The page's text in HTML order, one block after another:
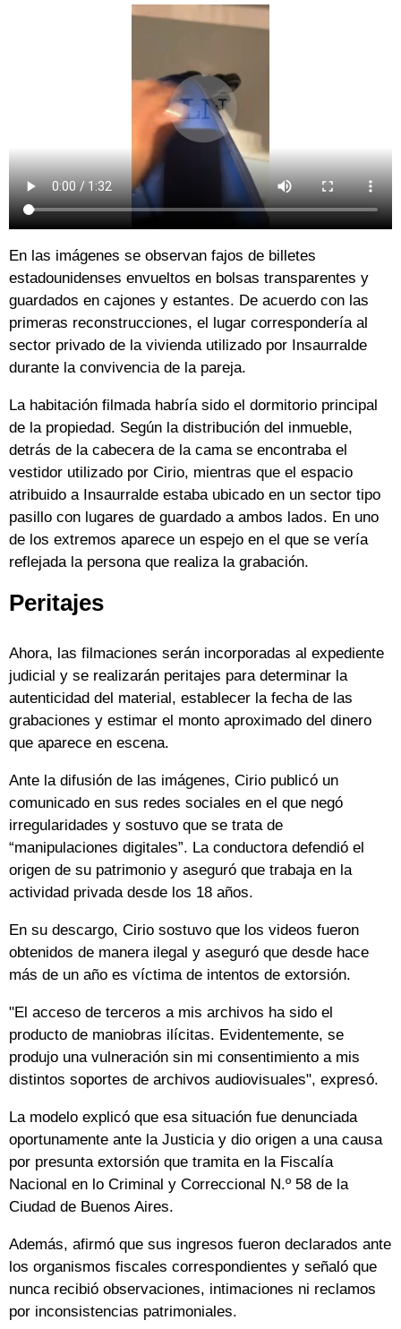
En las imágenes se observan fajos de billetes
estadounidenses envueltos en bolsas transparentes y
guardados en cajones y estantes. De acuerdo con las
primeras reconstrucciones, el lugar correspondería al
sector privado de la vivienda utilizado por Insaurralde
durante la convivencia de la pareja.
La habitación filmada habría sido el dormitorio principal
de la propiedad. Según la distribución del inmueble,
detrás de la cabecera de la cama se encontraba el
vestidor utilizado por Cirio, mientras que el espacio
atribuido a Insaurralde estaba ubicado en un sector tipo
pasillo con lugares de guardado a ambos lados. En uno
de los extremos aparece un espejo en el que se vería
reflejada la persona que realiza la grabación.
Peritajes
Ahora, las filmaciones serán incorporadas al expediente
judicial y se realizarán peritajes para determinar la
autenticidad del material, establecer la fecha de las
grabaciones y estimar el monto aproximado del dinero
que aparece en escena.
Ante la difusión de las imágenes, Cirio publicó un
comunicado en sus redes sociales en el que negó
irregularidades y sostuvo que se trata de
“manipulaciones digitales”. La conductora defendió el
origen de su patrimonio y aseguró que trabaja en la
actividad privada desde los 18 años.
En su descargo, Cirio sostuvo que los videos fueron
obtenidos de manera ilegal y aseguró que desde hace
más de un año es víctima de intentos de extorsión.
"El acceso de terceros a mis archivos ha sido el
producto de maniobras ilícitas. Evidentemente, se
produjo una vulneración sin mi consentimiento a mis
distintos soportes de archivos audiovisuales", expresó.
La modelo explicó que esa situación fue denunciada
oportunamente ante la Justicia y dio origen a una causa
por presunta extorsión que tramita en la Fiscalía
Nacional en lo Criminal y Correccional N.º 58 de la
Ciudad de Buenos Aires.
Además, afirmó que sus ingresos fueron declarados ante
los organismos fiscales correspondientes y señaló que
nunca recibió observaciones, intimaciones ni reclamos
por inconsistencias patrimoniales.